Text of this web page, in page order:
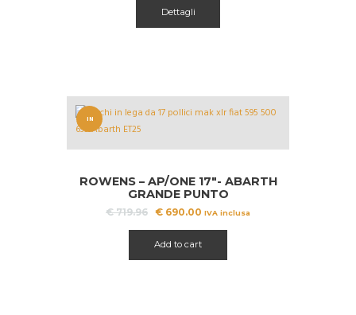
era:
€ 750.00.€ 649.99.
Dettagli
ha
opzioni
possono
pagina
del
prodotto
IN
ROWENS – AP/ONE 17″- ABARTH
GRANDE PUNTO
€719.96 Il
era:
€ 719.96.
€ 690.00 Il
è:
€ 690.00.
IVA inclusa
Add to cart